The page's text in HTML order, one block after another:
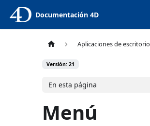
Documentación 4D
Aplicaciones de escritorio
Versión: 21
En esta página
Menú